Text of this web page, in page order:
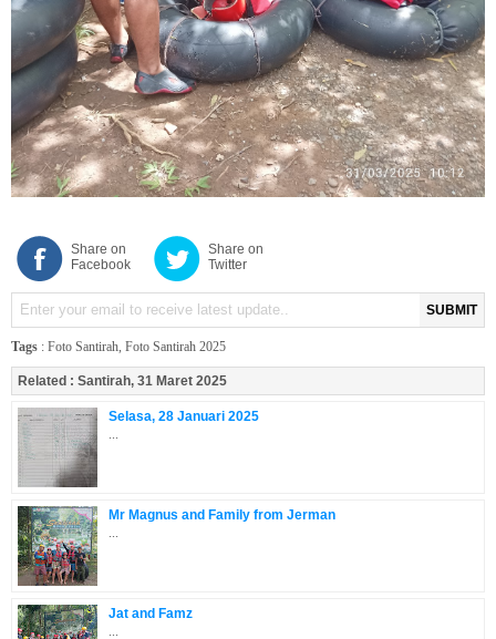
Share on
Facebook
Share on
Twitter
SUBMIT
Tags : Foto Santirah Foto Santirah 2025
Related : Santirah, 31 Maret 2025
Selasa, 28 Januari 2025
Mr Magnus and Family from Jerman
Jat and Famz